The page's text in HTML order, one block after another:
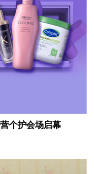
个护会场启幕